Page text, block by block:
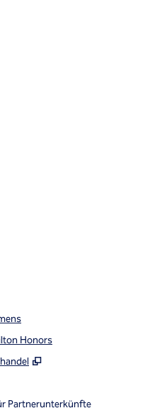
Honors
,
Partnerunterkünfte